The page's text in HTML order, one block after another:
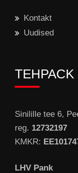
Kontakt
Uudised
TEHPACK
Sinilille tee 6,
reg. 12732197
KMKR:
LHV Pank